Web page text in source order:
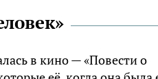
в кино — «Повести о